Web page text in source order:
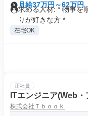
月給37万円～62万円
求める人材: * 物事を
りが好きな方 * ...
在宅OK
正社員
ITエンジニア(Web
株式会社Ｔｂｏｏｋ